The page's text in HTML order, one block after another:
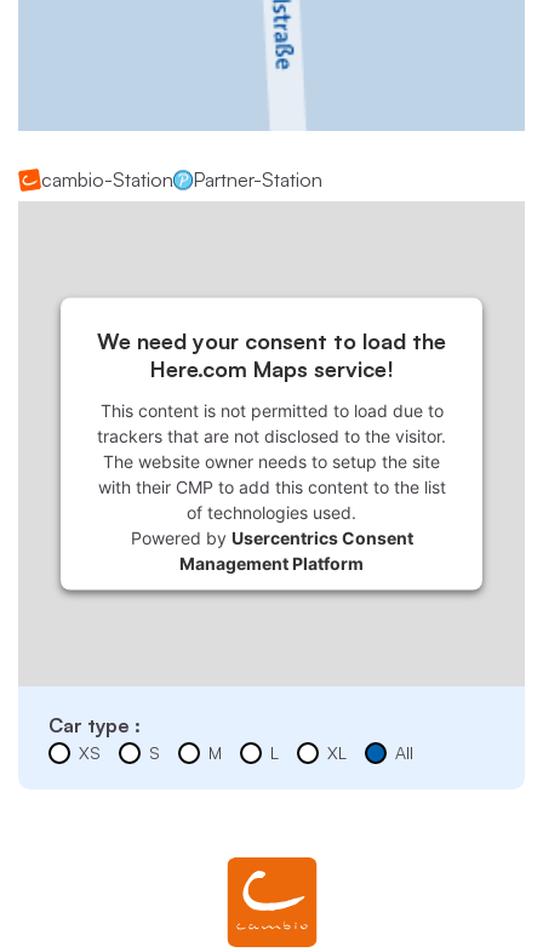
cambio-Station Partner-Station
We need your consent to load the
Here.com Maps service!
This content is not permitted to load due to
trackers that are not disclosed to the visitor.
The website owner needs to setup the site
with their CMP to add this content to the list
of technologies used.
Powered by Usercentrics Consent
Management Platform
Car type :
XS S M L XL All